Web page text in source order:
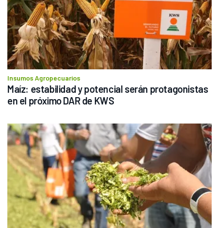
Insumos Agropecuarios
Maíz: estabilidad y potencial serán protagonistas
en el próximo DAR de KWS